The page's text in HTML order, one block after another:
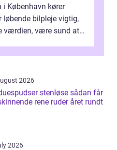
i København kører
løbende bilpleje vigtig,
værdien, være sund at
2026
stenløse sådan får
rene ruder året rundt
2026